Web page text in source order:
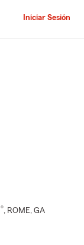
Iniciar Sesión
®, ROME, GA